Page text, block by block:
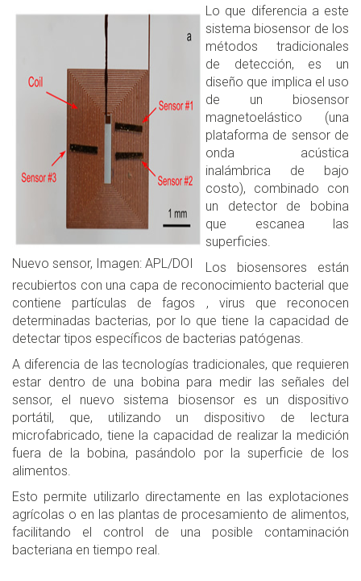
Nuevo sensor, Imagen: APL/DOI
Lo que diferencia a este
sistema biosensor de los
métodos tradicionales
de detección, es un
diseño que implica el uso
de un biosensor
magnetoelástico (una
plataforma de sensor de
onda acústica
inalámbrica de bajo
costo), combinado con
un detector de bobina
que escanea las
superficies.
Los biosensores están
recubiertos con una capa de reconocimiento bacterial que
contiene partículas de fagos
, virus que reconocen
determinadas bacterias, por lo que tiene la capacidad de
detectar tipos específicos de bacterias patógenas.
A diferencia de las tecnologías tradicionales, que requieren
estar dentro de una bobina para medir las señales del
sensor, el nuevo sistema biosensor es un dispositivo
portátil, que, utilizando un dispositivo de lectura
microfabricado, tiene la capacidad de realizar la medición
fuera de la bobina, pasándolo por la superficie de los
alimentos.
Esto permite utilizarlo directamente en las explotaciones
agrícolas o en las plantas de procesamiento de alimentos,
facilitando el control de una posible contaminación
bacteriana en tiempo real.